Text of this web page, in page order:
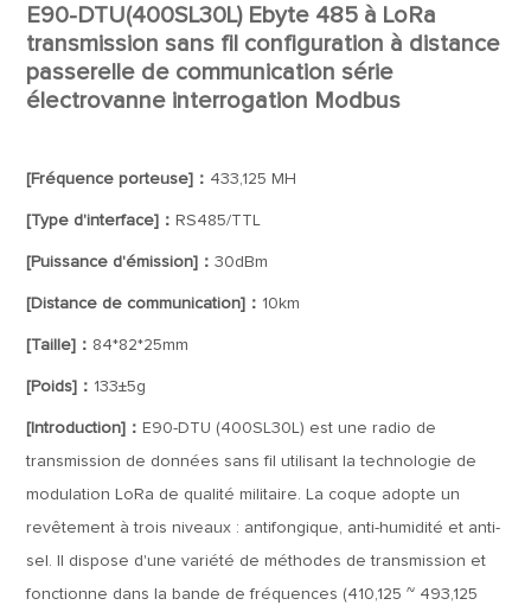
E90-DTU(400SL30L) Ebyte 485 à LoRa
transmission sans fil configuration à distance
passerelle de communication série
électrovanne interrogation Modbus
[Fréquence porteuse]： 433,125 MH
[Type d'interface]： RS485/TTL
[Puissance d'émission]：30dBm
[Distance de communication]： 10km
[Taille]： 84*82*25mm
[Poids]： 133±5g
[Introduction]： E90-DTU (400SL30L) est une radio de
transmission de données sans fil utilisant la technologie de
modulation LoRa de qualité militaire. La coque adopte un
revêtement à trois niveaux : antifongique, anti-humidité et anti-
sel. Il dispose d'une variété de méthodes de transmission et
fonctionne dans la bande de fréquences (410,125 ~ 493,125